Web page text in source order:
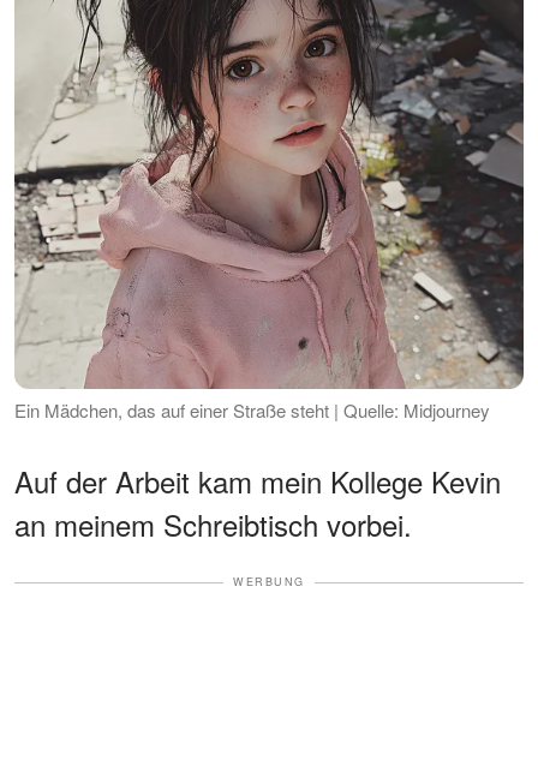
Ein Mädchen, das auf einer Straße steht | Quelle: Midjourney
Auf der Arbeit kam mein Kollege Kevin
an meinem Schreibtisch vorbei.
WERBUNG